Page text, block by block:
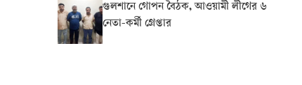
গুলশানে গোপন বৈঠক, আওয়ামী লীগের ৬
নেতা-কর্মী গ্রেপ্তার